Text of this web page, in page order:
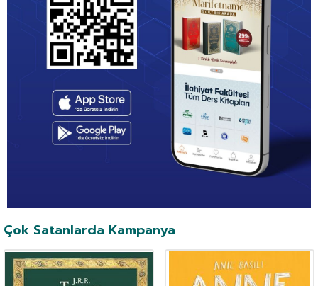
Çok Satanlarda Kampanya